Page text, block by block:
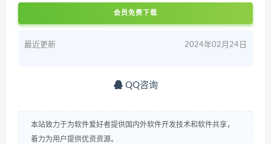
会员免费下载
最近更新 2024年02月24日
QQ咨询
本站致力于为软件爱好者提供国内外软件开发技术和软件共享，
着力为用户提供优资资源。